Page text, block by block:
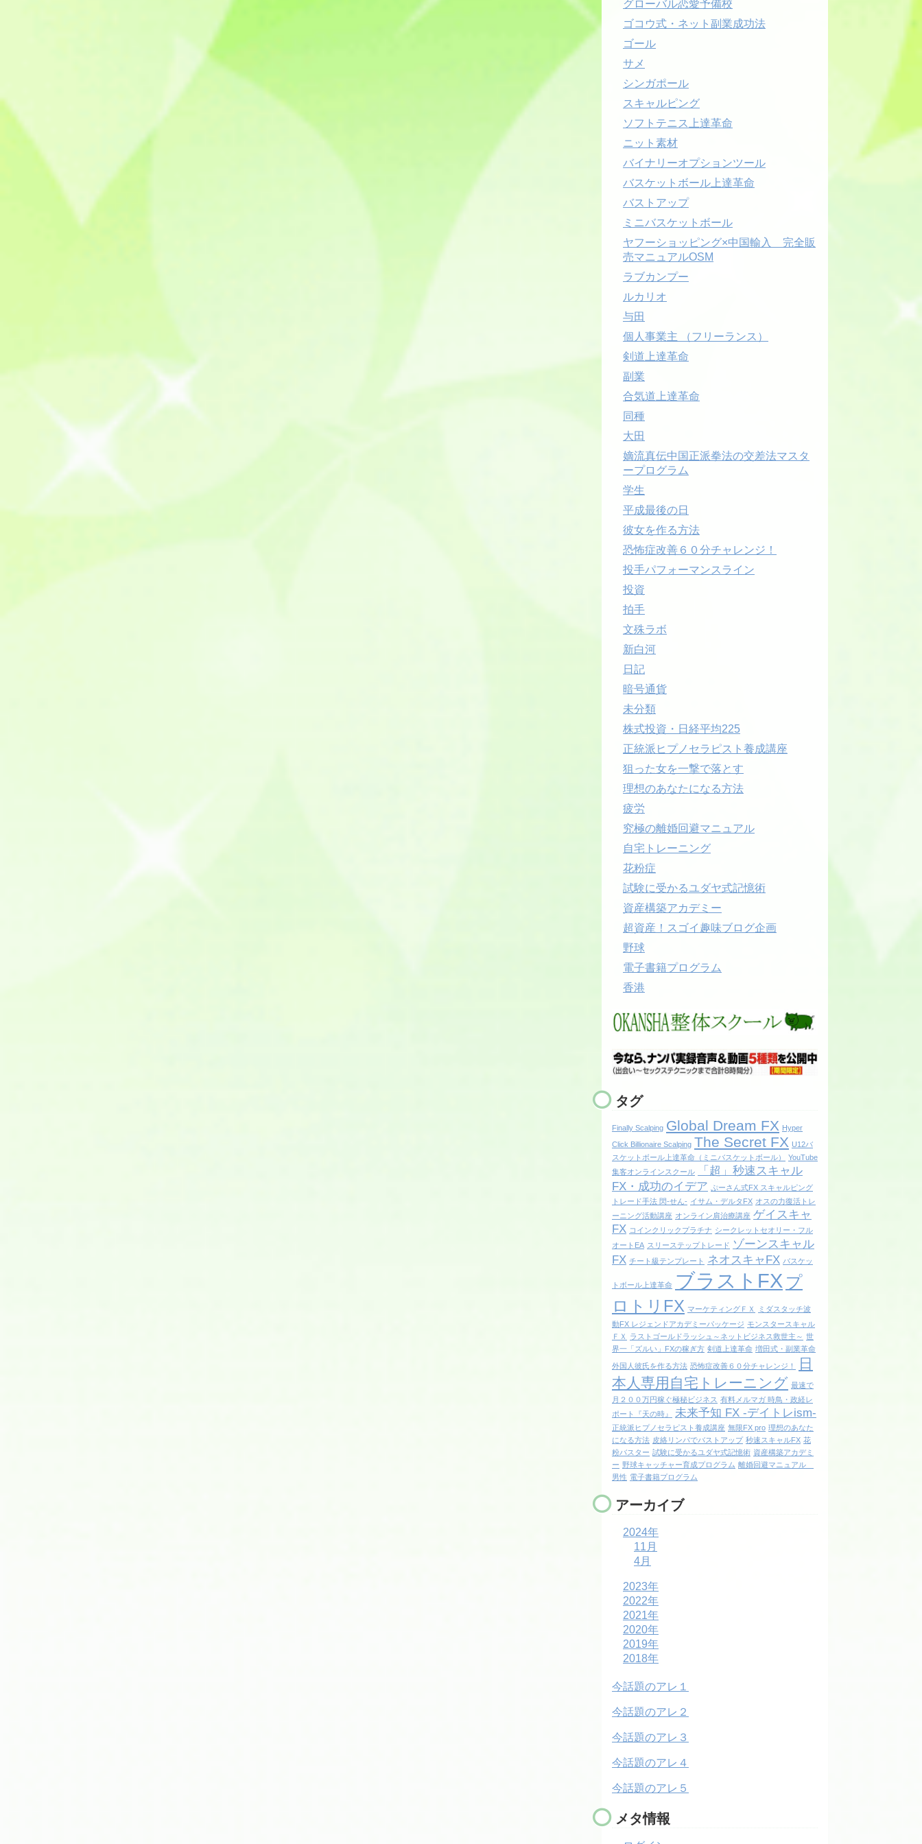
グローバル恋愛予備校
ゴコウ式・ネット副業成功法
ゴール
サメ
シンガポール
スキャルピング
ソフトテニス上達革命
ニット素材
バイナリーオプションツール
バスケットボール上達革命
バストアップ
ミニバスケットボール
ヤフーショッピング×中国輸入 完全販
売マニュアルOSM
ラブカンプー
ルカリオ
与田
個人事業主 （フリーランス）
剣道上達革命
副業
合気道上達革命
同種
大田
嫡流真伝中国正派拳法の交差法マスタ
ープログラム
学生
平成最後の日
彼女を作る方法
恐怖症改善６０分チャレンジ！
投手パフォーマンスライン
投資
拍手
文殊ラボ
新白河
日記
暗号通貨
未分類
株式投資・日経平均225
正統派ヒプノセラピスト養成講座
狙った女を一撃で落とす
理想のあなたになる方法
疲労
究極の離婚回避マニュアル
自宅トレーニング
花粉症
試験に受かるユダヤ式記憶術
資産構築アカデミー
超資産！スゴイ趣味ブログ企画
野球
電子書籍プログラム
香港
タグ
Finally Scalping Global Dream FX Hyper
Click Billionaire Scalping The Secret FX U12バ
スケットボール上達革命（ミニバスケットボール）
YouTube
集客オンラインスクール
「超」秒速スキャル
FX・成功のイデア
ぷーさん式FX スキャルピング
トレード手法 閃-せん- イサム・デルタFX オスの力復活トレ
ーニング活動講座 オンライン肩治療講座 ゲイスキャ
FX コインクリックプラチナ シークレットセオリー・フル
オートEA スリーステップトレード ゾーンスキャル
FX チート級テンプレート ネオスキャFX バスケッ
トボール上達革命 ブラストFX プ
ロトリFX マーケティングＦＸ
ミダスタッチ波
動FX レジェンドアカデミーパッケージ モンスタースキャル
ＦＸ
ラストゴールドラッシュ～ネットビジネス救世主～ 世
界一「ズルい」FXの稼ぎ方 剣道上達革命 増田式・副業革命
外国人彼氏を作る方法 恐怖症改善６０分チャレンジ！
日
本人専用自宅トレーニング 最速で
月２００万円稼ぐ極秘ビジネス 有料メルマガ 時鳥・政経レ
ポート『天の時』
未来予知 FX -デイトレism-
正統派ヒプノセラピスト養成講座 無限FX pro 理想のあなた
になる方法 皮絡リンパでバストアップ 秒速スキャルFX 花
粉バスター 試験に受かるユダヤ式記憶術 資産構築アカデミ
ー 野球キャッチャー育成プログラム 離婚回避マニュアル
男性 電子書籍プログラム
アーカイブ
2024年
11月
4月
2023年
2022年
2021年
2020年
2019年
2018年
今話題のアレ１
今話題のアレ２
今話題のアレ３
今話題のアレ４
今話題のアレ５
メタ情報